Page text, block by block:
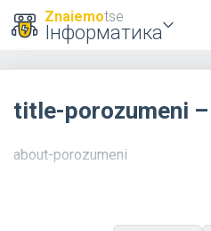
Znaiemotse
Інформатика
title-porozumeni –
about-porozumeni